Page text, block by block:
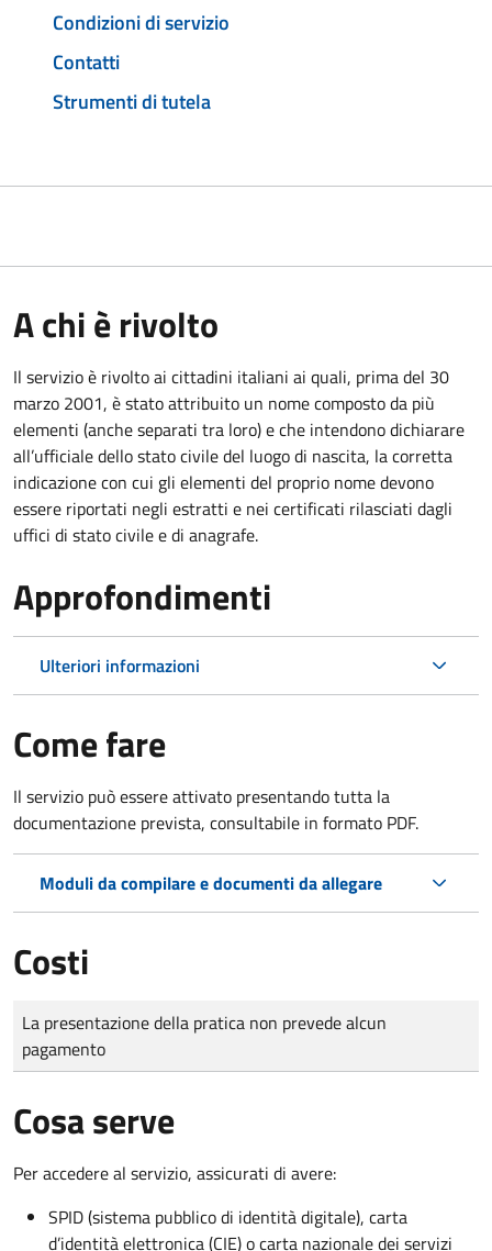
Condizioni di servizio
Contatti
Strumenti di tutela
A chi è rivolto
Il servizio è rivolto ai cittadini italiani ai quali, prima del 30
marzo 2001, è stato attribuito un nome composto da più
elementi (anche separati tra loro) e che intendono dichiarare
all’ufficiale dello stato civile del luogo di nascita, la corretta
indicazione con cui gli elementi del proprio nome devono
essere riportati negli estratti e nei certificati rilasciati dagli
uffici di stato civile e di anagrafe.
Approfondimenti
Ulteriori informazioni
Come fare
Il servizio può essere attivato presentando tutta la
documentazione prevista, consultabile in formato PDF.
Moduli da compilare e documenti da allegare
Costi
Tipo di pagamento
Importo
La presentazione della pratica non prevede alcun
pagamento
Cosa serve
Per accedere al servizio, assicurati di avere:
SPID (sistema pubblico di identità digitale), carta
d’identità elettronica (CIE) o carta nazionale dei servizi